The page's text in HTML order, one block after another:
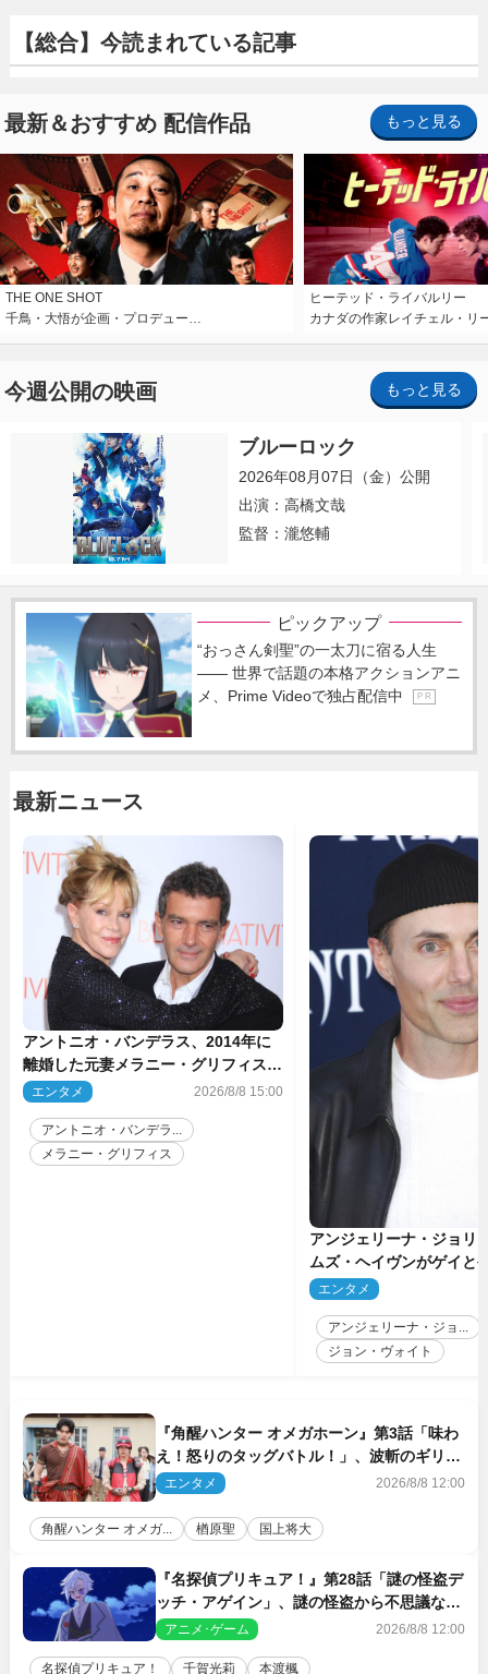
【総合】今読まれている記事
最新＆おすすめ 配信作品 もっと見る
THE ONE SHOT
千鳥・大悟が企画・プロデュー…
ヒーテッド・ライバルリー
カナダの作家レイチェル・リ
今週公開の映画 もっと見る
ブルーロック
2026年08月07日（金）公開
出演：高橋文哉
監督：瀧悠輔
ピックアップ
“おっさん剣聖”の一太刀に宿る人生
―― 世界で話題の本格アクションアニ
メ、Prime Videoで独占配信中
P R
最新ニュース
アントニオ・バンデラス、2014年に
離婚した元妻メラニー・グリフィスは
今も「親友の一人」
エンタメ 2026/8/8 15:00
アントニオ・バンデラ...
メラニー・グリフィス
アンジェリーナ・ジョリ
ムズ・ヘイヴンがゲイ
生配信で明らかに
エンタメ
アンジェリーナ・ジョ...
ジョン・ヴォイト
『角醒ハンター オメガホーン』第3話「味わ
え！怒りのタッグバトル！」、波斬のギリコ
がハンターバトルを挑んできた！
エンタメ 2026/8/8 12:00
角醒ハンター オメガ... 楢原聖 国上将大
『名探偵プリキュア！』第28話「謎の怪盗デ
ッチ・アゲイン」、謎の怪盗から不思議な予
告状が届く
アニメ･ゲーム 2026/8/8 12:00
名探偵プリキュア！ 千賀光莉 本渡楓